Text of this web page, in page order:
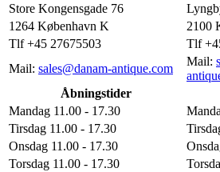
Store Kongensgade 76
1264 København K
2100
Tlf +45 27675503
Tlf
Mail: sales@danam-antique.com
Mail:
Åbningstider
Mandag 11.00 - 17.30
Tirsdag 11.00 - 17.30
Onsdag 11.00 - 17.30
Torsdag 11.00 - 17.30